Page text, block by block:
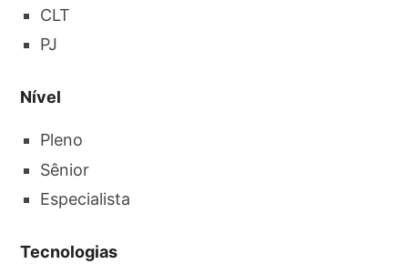
CLT
PJ
Nível
Pleno
Sênior
Especialista
Tecnologias